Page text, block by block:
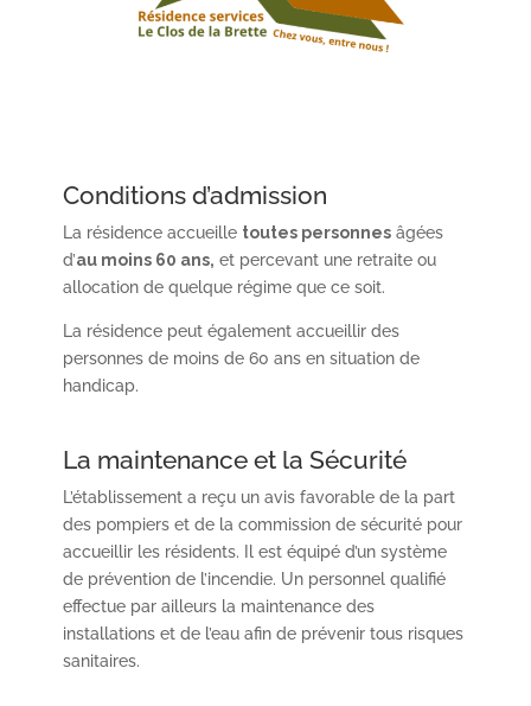
Conditions d’admission
La résidence accueille toutes personnesâgées
d’au moins 60 ans, et percevant une retraite ou
allocation de quelque régime que ce soit.
La résidence peut également accueillir des
personnes de moins de 60 ans en situation de
handicap.
La maintenance et la Sécurité
L’établissement a reçu un avis favorable de la part
des pompiers et de la commission de sécurité pour
accueillir les résidents. Il est équipé d’un système
de prévention de l’incendie. Un personnel qualifié
effectue par ailleurs la maintenance des
installations et de l’eau afin de prévenir tous risques
sanitaires.